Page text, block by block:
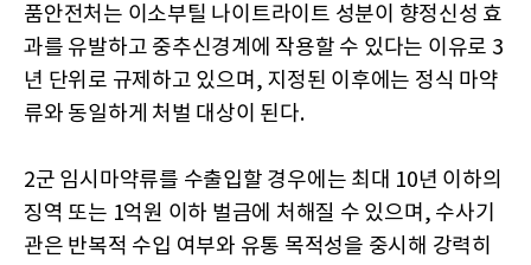
품안전처는 이소부틸 나이트라이트 성분이 향정신성 효
과를 유발하고 중추신경계에 작용할 수 있다는 이유로 3
년 단위로 규제하고 있으며, 지정된 이후에는 정식 마약
류와 동일하게 처벌 대상이 된다.
2군 임시마약류를 수출입할 경우에는 최대 10년 이하의
징역 또는 1억원 이하 벌금에 처해질 수 있으며, 수사기
관은 반복적 수입 여부와 유통 목적성을 중시해 강력히